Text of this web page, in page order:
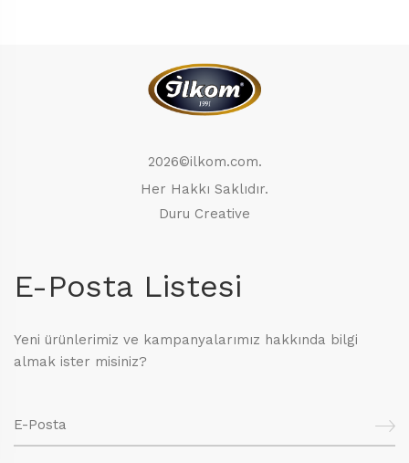
2026©ilkom.com.
Her Hakkı Saklıdır.
Duru Creative
E-Posta Listesi
Yeni ürünlerimiz ve kampanyalarımız hakkında bilgi
almak ister misiniz?